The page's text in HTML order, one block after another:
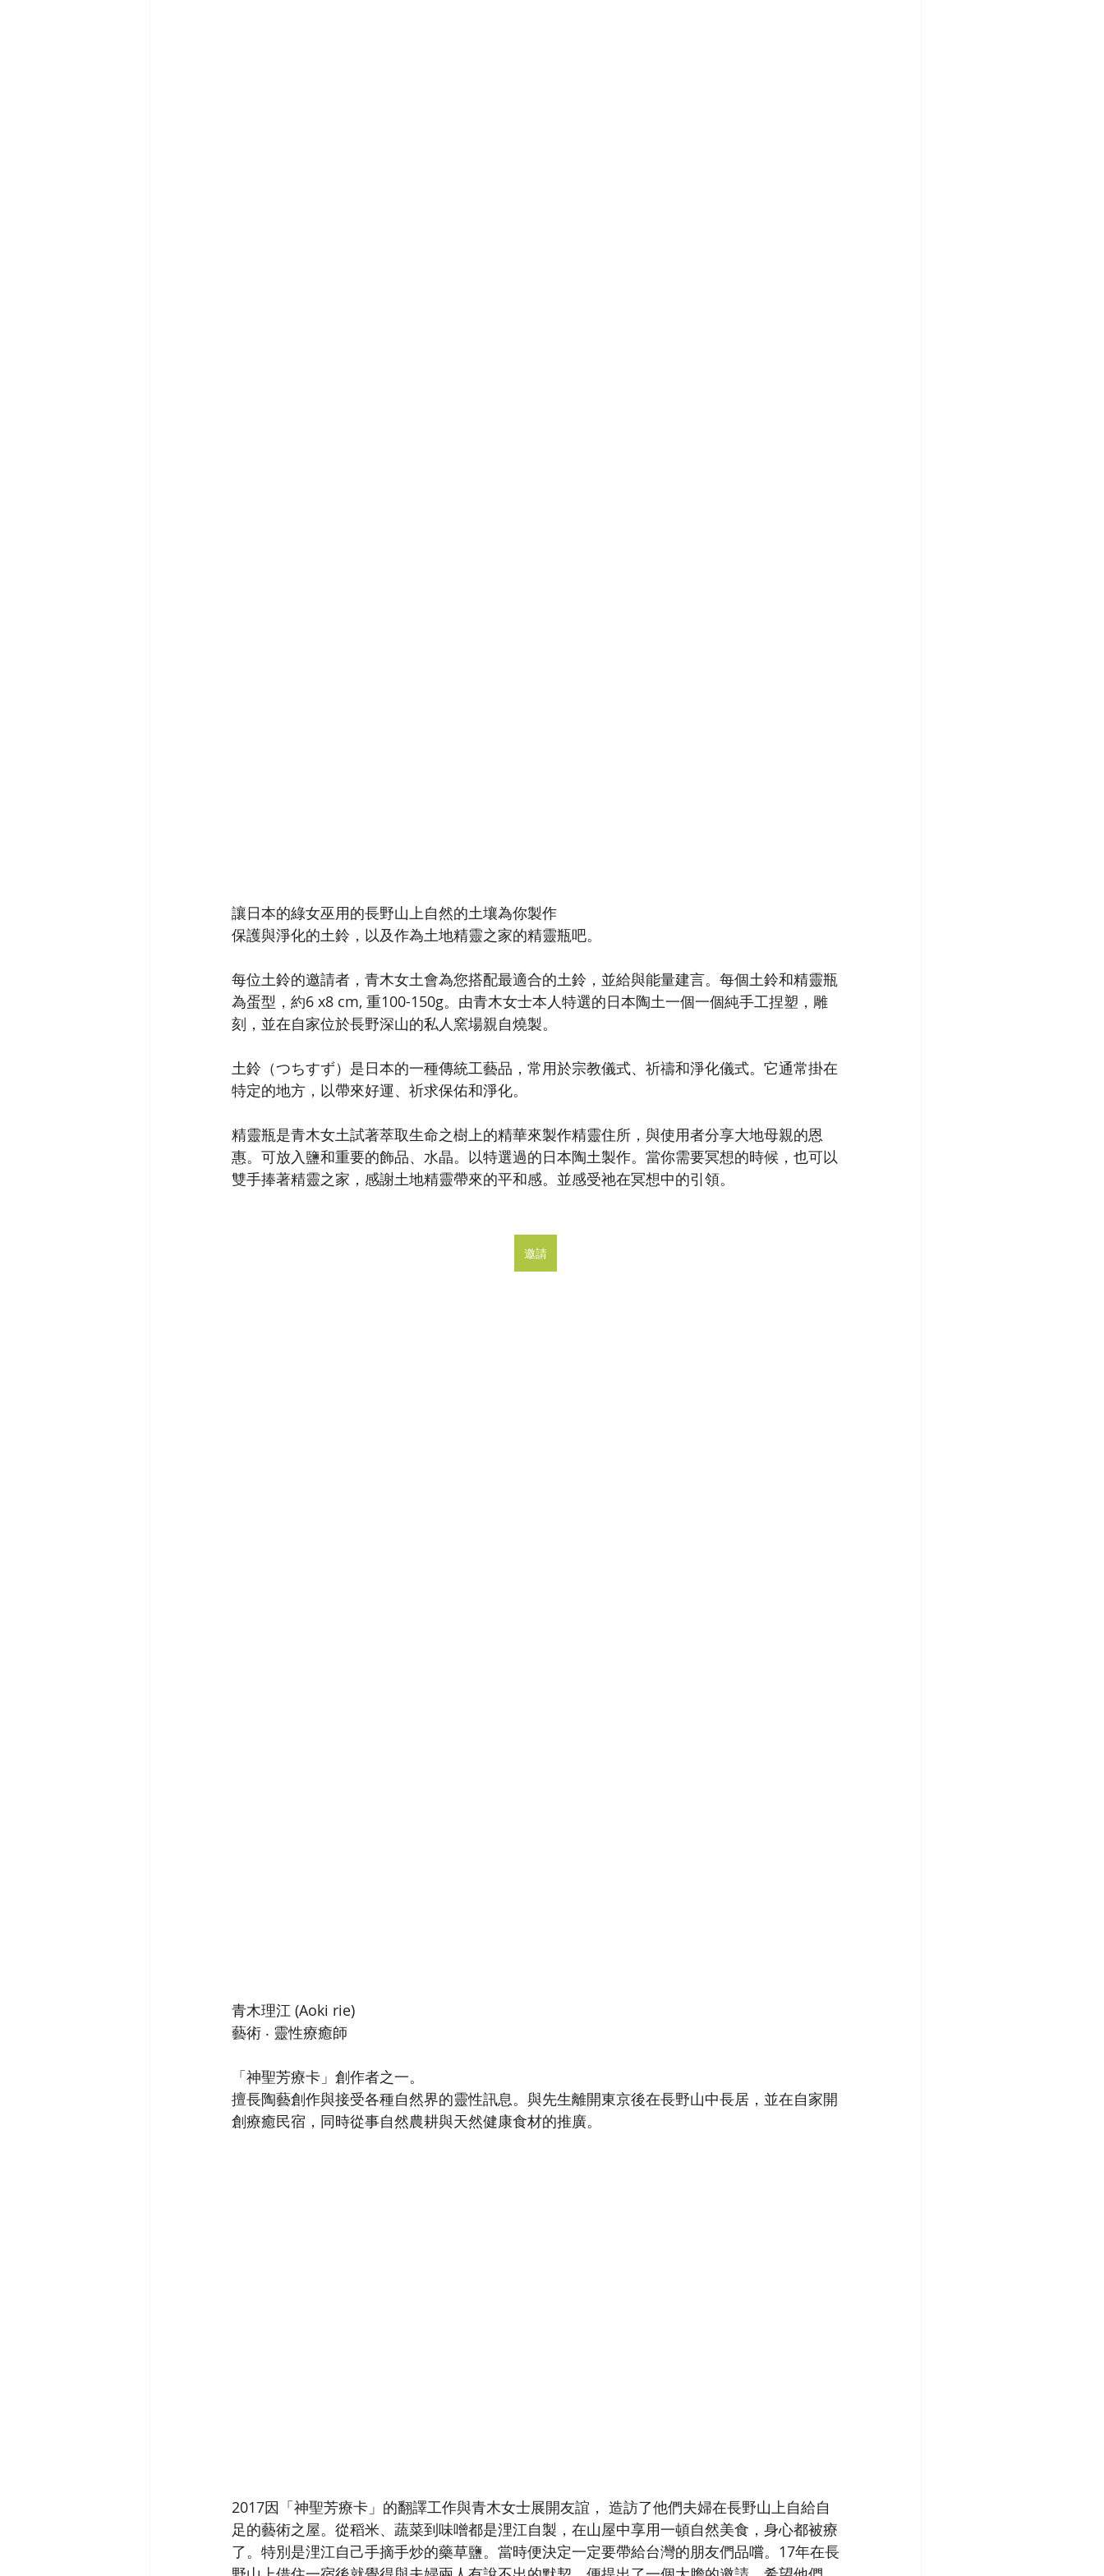
讓日本的綠女巫用的長野山上自然的土壤為你製作
保護與淨化的土鈴，以及作為土地精靈之家的精靈瓶吧。
每位土鈴的邀請者，青木女土會為您搭配最適合的土鈴，並給與能量建言。每個土鈴和精靈瓶
為蛋型，約6 x8 cm, 重100-150g。由青木女士本人特選的日本陶土一個一個純手工捏塑，雕
刻，並在自家位於長野深山的私人窯場親自燒製。
土鈴（つちすず）是日本的一種傳統工藝品，常用於宗教儀式、祈禱和淨化儀式。它通常掛在
特定的地方，以帶來好運、祈求保佑和淨化。
精靈瓶是青木女土試著萃取生命之樹上的精華來製作精靈住所，與使用者分享大地母親的恩
惠。可放入鹽和重要的飾品、水晶。以特選過的日本陶土製作。當你需要冥想的時候，也可以
雙手捧著精靈之家，感謝土地精靈帶來的平和感。並感受祂在冥想中的引領。
邀請
青木理江 (Aoki rie)
藝術 ‧ 靈性療癒師
「神聖芳療卡」創作者之一。
擅長陶藝創作與接受各種自然界的靈性訊息。與先生離開東京後在長野山中長居，並在自家開
創療癒民宿，同時從事自然農耕與天然健康食材的推廣。
2017因「神聖芳療卡」的翻譯工作與青木女士展開友誼， 造訪了他們夫婦在長野山上自給自
足的藝術之屋。從稻米、蔬菜到味噌都是浬江自製，在山屋中享用一頓自然美食，身心都被療
了。特別是浬江自己手摘手炒的藥草鹽。當時便決定一定要帶給台灣的朋友們品嚐。17年在長